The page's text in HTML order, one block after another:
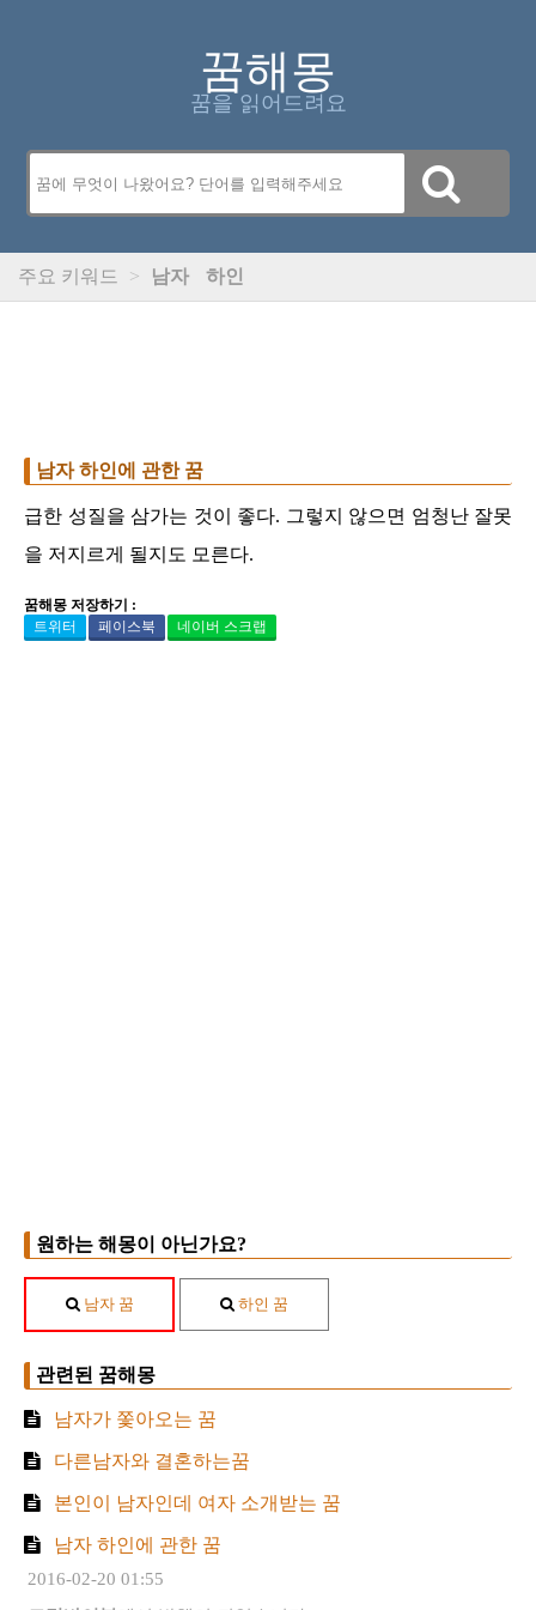
꿈해몽
꿈을 읽어드려요
주요 키워드 > 남자 하인
남자 하인에 관한 꿈
급한 성질을 삼가는 것이 좋다. 그렇지 않으면 엄청난 잘못
을 저지르게 될지도 모른다.
꿈해몽 저장하기 :
트위터
페이스북 네이버 스크랩
원하는 해몽이 아닌가요?
남자 꿈 하인 꿈
관련된 꿈해몽
남자가 쫓아오는 꿈
다른남자와 결혼하는꿈
본인이 남자인데 여자 소개받는 꿈
남자 하인에 관한 꿈
2016-02-20 01:55